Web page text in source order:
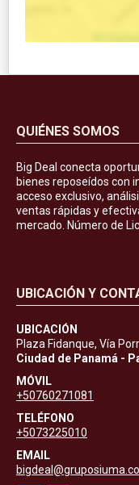
QUIÉNES SOMOS
Big Deal conecta
bienes reposeídos con
acceso exclusivo,
ventas rápidas y
mercado. Número de
UBICACIÓN Y
UBICACIÓN
Plaza Fidanque, Vía
Ciudad de Panamá -
MÓVIL
+50760271081
TELÉFONO
+5073225010
EMAIL